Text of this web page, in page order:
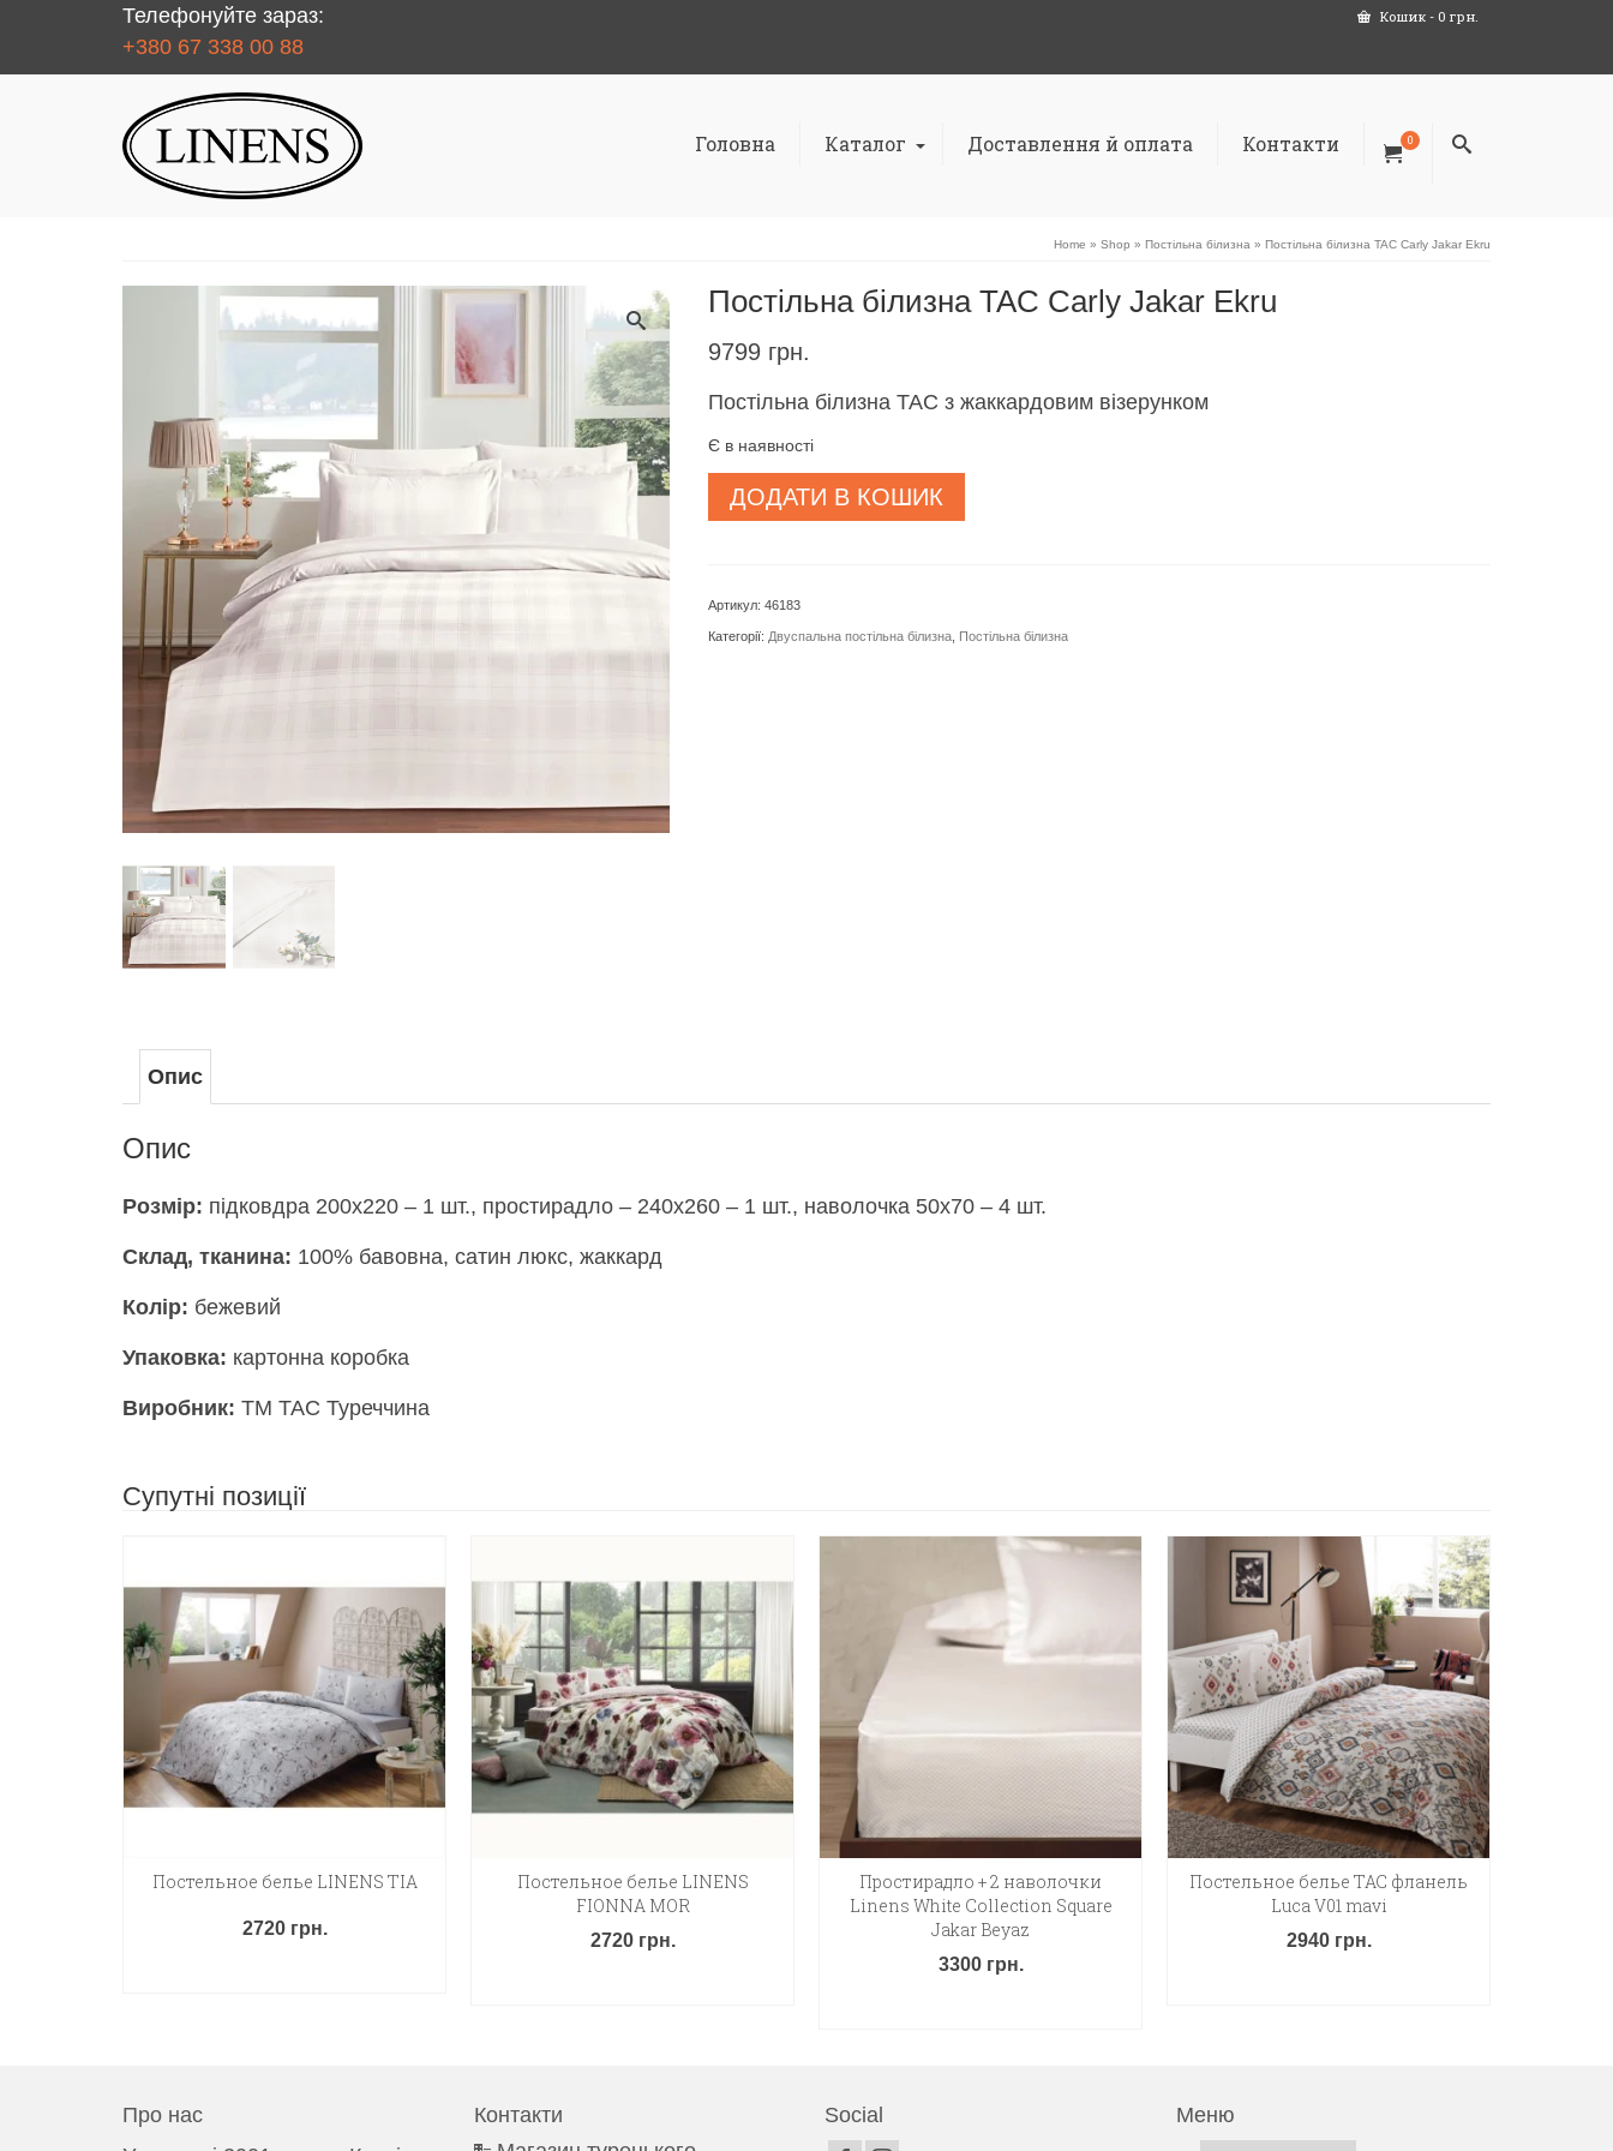
Кошик - 0 грн.
Телефонуйте зараз:
+380 67 338 00 88
Головна Каталог Доставлення й оплата Контакти 0
Home » Shop » Постільна білизна » Постільна білизна TAC Carly Jakar Ekru
Постільна білизна TAC Carly Jakar Ekru
9799 грн.
Постільна білизна TAC з жаккардовим візерунком
Є в наявності
Постільна
білизна
Jakar
Ekru
ДОДАТИ В КОШИК
Артикул: 46183
Категорії: Двуспальна постільна білизна, Постільна білизна
Опис
Опис
Розмір: підковдра 200х220 – 1 шт., простирадло – 240х260 – 1 шт., наволочка 50х70 – 4 шт.
Склад, тканина: 100% бавовна, сатин люкс, жаккард
Колір: бежевий
Упаковка: картонна коробка
Виробник: ТМ ТАС Туреччина
Супутні позиції
Постельное белье LINENS TIA
2720 грн.
Постельное белье LINENS
FIONNA MOR
2720 грн.
Простирадло + 2 наволочки
Linens White Collection Square
Jakar Beyaz
3300 грн.
Постельное белье ТАС фланель
Luca V01 mavi
2940 грн.
Про нас
Контакти
Social
Меню